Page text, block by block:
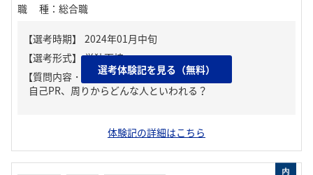
職種 ： 総合職
【質問内容・課題】
自己PR、周りからどんな人といわれる？
選考体験記を見る（無料）
体験記の詳細はこちら